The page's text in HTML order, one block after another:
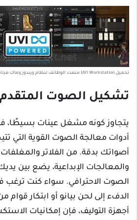
تحميل UVI Workstation متعدد الوظائف لنظام ويندوز وماك مجانا
تشكيل الصوت المتقدم
يتجاوز كونه مشغل عينات بسيطًا،
أدوات معالجة الصوت القوية التي
أصواتك بدقة. من الفلاتر والمغلفات
والمعالجات الإبداعية، يضع بين
الصوت الاحترافي. سواء كنت
الدفء إلى لحن بيانو أو ابتكار قوام
أجهزة التوليف، فإن إمكانيات